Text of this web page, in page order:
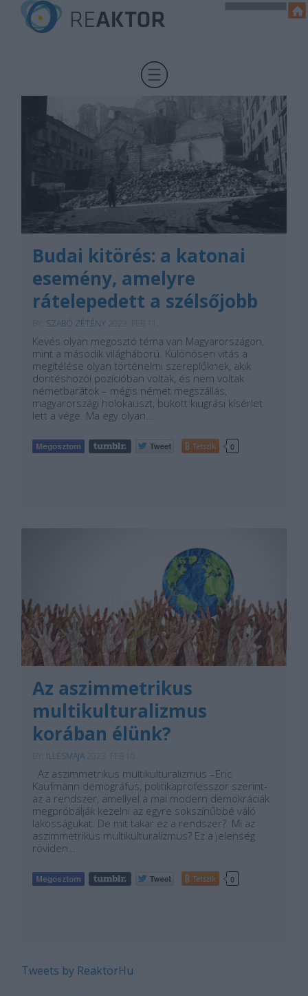
Budai kitörés: a katonai
esemény, amelyre
rátelepedett a szélsőjobb
SZABÓ ZÉTÉNY
Kevés olyan megosztó téma van Magyarországon,
mint a második világháború. Különösen vitás a
megítélése olyan történelmi szereplőknek, akik
döntéshozói pozícióban voltak, és nem voltak
németbarátok – mégis német megszállás,
magyarországi holokauszt, bukott kiugrási kísérlet
lett a vége. Ma egy olyan…
Tetszik 0
Az aszimmetrikus
multikulturalizmus
korában élünk?
ILLESMAJA
Az aszimmetrikus multikulturalizmus –Eric
Kaufmann demográfus, politikaprofesszor szerint-
az a rendszer, amellyel a mai modern demokráciák
megpróbálják kezelni az egyre sokszínűbbé váló
lakosságukat. De mit takar ez a rendszer? Mi az
aszimmetrikus multikulturalizmus? Ez a jelenség
röviden…
Tetszik 0
Tweets by ReaktorHu